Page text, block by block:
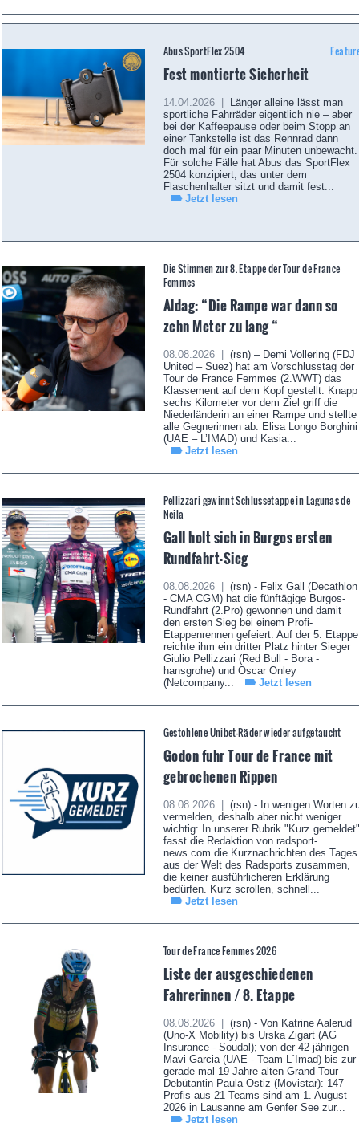
Abus SportFlex 2504
Fest montierte Sicherheit
14.04.2026 |
Länger alleine lässt man
sportliche Fahrräder eigentlich nie – aber
bei der Kaffeepause oder beim Stopp an
einer Tankstelle ist das Rennrad dann
doch mal für ein paar Minuten unbewacht.
Für solche Fälle hat Abus das SportFlex
2504 konzipiert, das unter dem
Flaschenhalter sitzt und damit fest...
Jetzt lesen
Die Stimmen zur 8. Etappe der Tour de France
Femmes
Aldag: “Die Rampe war dann so
zehn Meter zu lang “
08.08.2026 |
(rsn) – Demi Vollering (FDJ
United – Suez) hat am Vorschlusstag der
Tour de France Femmes (2.WWT) das
Klassement auf dem Kopf gestellt. Knapp
sechs Kilometer vor dem Ziel griff die
Niederländerin an einer Rampe und stellte
alle Gegnerinnen ab. Elisa Longo Borghini
(UAE – L’IMAD) und Kasia...
Jetzt lesen
Pellizzari gewinnt Schlussetappe in Lagunas de
Neila
Gall holt sich in Burgos ersten
Rundfahrt-Sieg
08.08.2026 |
(rsn) - Felix Gall (Decathlon
- CMA CGM) hat die fünftägige Burgos-
Rundfahrt (2.Pro) gewonnen und damit
den ersten Sieg bei einem Profi-
Etappenrennen gefeiert. Auf der 5. Etappe
reichte ihm ein dritter Platz hinter Sieger
Giulio Pellizzari (Red Bull - Bora -
hansgrohe) und Oscar Onley
(Netcompany...
Jetzt lesen
Gestohlene Unibet-Räder wieder aufgetaucht
Godon fuhr Tour de France mit
gebrochenen Rippen
08.08.2026 |
(rsn) - In wenigen Worten
vermelden, deshalb aber nicht weniger
wichtig: In unserer Rubrik "Kurz gemeldet"
fasst die Redaktion von radsport-
news.com die Kurznachrichten des Tages
aus der Welt des Radsports zusammen,
die keiner ausführlicheren Erklärung
bedürfen. Kurz scrollen, schnell...
Jetzt lesen
Tour de France Femmes 2026
Liste der ausgeschiedenen
Fahrerinnen / 8. Etappe
08.08.2026 |
(rsn) - Von Katrine Aalerud
(Uno-X Mobility) bis Urska Zigart (AG
Insurance - Soudal); von der 42-jährigen
Mavi Garcia (UAE - Team L´Imad) bis zur
gerade mal 19 Jahre alten Grand-Tour
Debütantin Paula Ostiz (Movistar): 147
Profis aus 21 Teams sind am 1. August
2026 in Lausanne am Genfer See zur...
Jetzt lesen